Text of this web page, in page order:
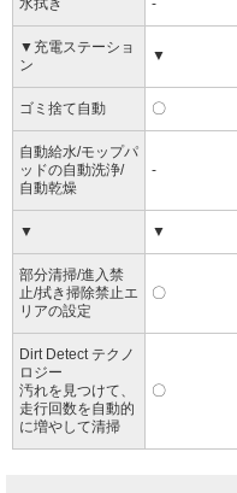
水拭き -
▼充電ステーショ
ン
▼
ゴミ捨て自動 〇
自動給水/モップパ
ッドの自動洗浄/
自動乾燥
-
▼ ▼
部分清掃/進入禁
止/拭き掃除禁止エ
リアの設定
〇
Dirt Detect テクノ
ロジー
汚れを見つけて、
走行回数を自動的
に増やして清掃
〇